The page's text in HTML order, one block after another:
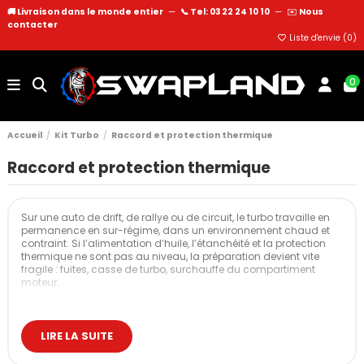
🚚 Livraison dans le monde entier — 📞 Tel: 03 22 24 10 10 — ✉️ Nous
contacter
Liste d'envie (0)
0
Accueil Kit Turbo Raccord et protection thermique
Raccord et protection thermique
Sur une auto de drift, de rallye ou de circuit, le turbo travaille en
permanence en sur-régime, dans un environnement chaud et
contraint. Si l’alimentation d’huile, l’étanchéité et la protection
thermique ne sont pas au niveau, la préparation devient vite
fragile : fuites, casse de turbo, surchauffe du compartiment
moteur.
protections thermiques. L’objectif est simple : un turbo bien
lubrifié, qui ne fuit pas, et une baie moteur qui reste exploitable
après plusieurs sessions de roulage intensif.
LIRE LA SUITE